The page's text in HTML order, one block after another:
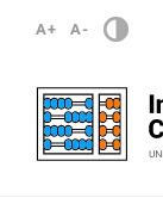
A+ A-